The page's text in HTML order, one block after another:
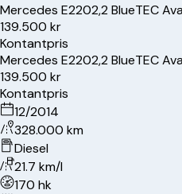
Mercedes E2202,2 BlueTEC
139.500 kr
Kontantpris
Mercedes E2202,2 BlueTEC
139.500 kr
Kontantpris
12/2014
328.000 km
Diesel
21.7 km/l
170 hk